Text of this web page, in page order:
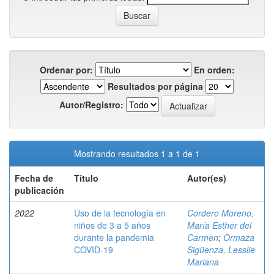
Ordenar por:
En orden:
Resultados por página
Autor/Registro:
Mostrando resultados 1 a 1 de 1
Fecha de
publicación
Título Autor(es)
2022
Uso de la tecnología en
niños de 3 a 5 años
durante la pandemia
COVID-19
Cordero Moreno,
María Esther del
Carmen; Ormaza
Sigüenza, Lesslie
Mariana